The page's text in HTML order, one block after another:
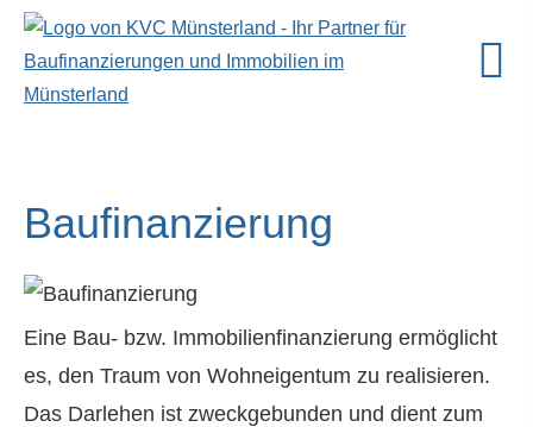
Baufinanzierung
Eine Bau- bzw. Immobilienfinanzierung ermöglicht
es, den Traum von Wohneigentum zu realisieren.
Das Darlehen ist zweckgebunden und dient zum